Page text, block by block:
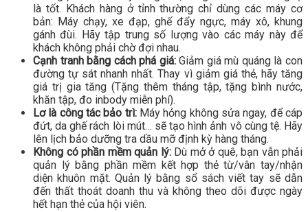
là tốt. Khách hàng ở tỉnh thường chỉ dùng các máy cơ
bản: Máy chạy, xe đạp, ghế đẩy ngực, máy xô, khung
gánh đùi. Hãy tập trung số lượng vào các máy này để
khách không phải chờ đợi nhau.
Cạnh tranh bằng cách phá giá:Giảm giá mù quáng là con
đường tự sát nhanh nhất. Thay vì giảm giá thẻ, hãy tăng
giá trị gia tăng (Tặng thêm tháng tập, tặng bình nước,
khăn tập, đo inbody miễn phí).
Lơ là công tác bảo trì:Máy hỏng không sửa ngay, để cáp
đứt, da ghế rách lòi mút… sẽ tạo hình ảnh vô cùng tệ. Hãy
lên lịch bảo dưỡng tra dầu mỡ định kỳ hàng tháng.
Không có phần mềm quản lý:Dù mở ở quê, bạn vẫn phải
quản lý bằng phần mềm kết hợp thẻ từ/vân tay/nhận
diện khuôn mặt. Quản lý bằng sổ sách viết tay sẽ dẫn
đến thất thoát doanh thu và không theo dõi được ngày
hết hạn thẻ của hội viên.